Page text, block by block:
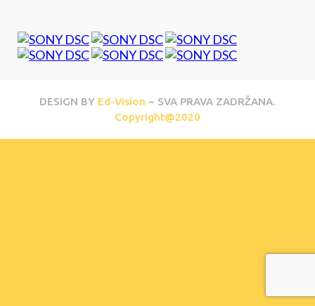
DESIGN BY Ed-Vision ~ SVA PRAVA ZADRŽANA.
Copyright@2020